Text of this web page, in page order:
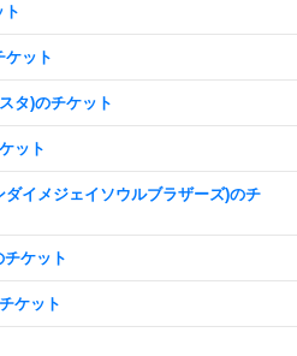
ット
タ)のチケット
ット
イメジェイソウルブラザーズ)のチ
ケット
ケット